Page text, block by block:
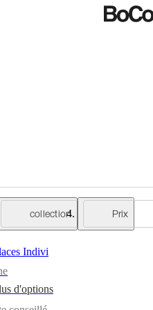
collection Prix
Indivi
d'options